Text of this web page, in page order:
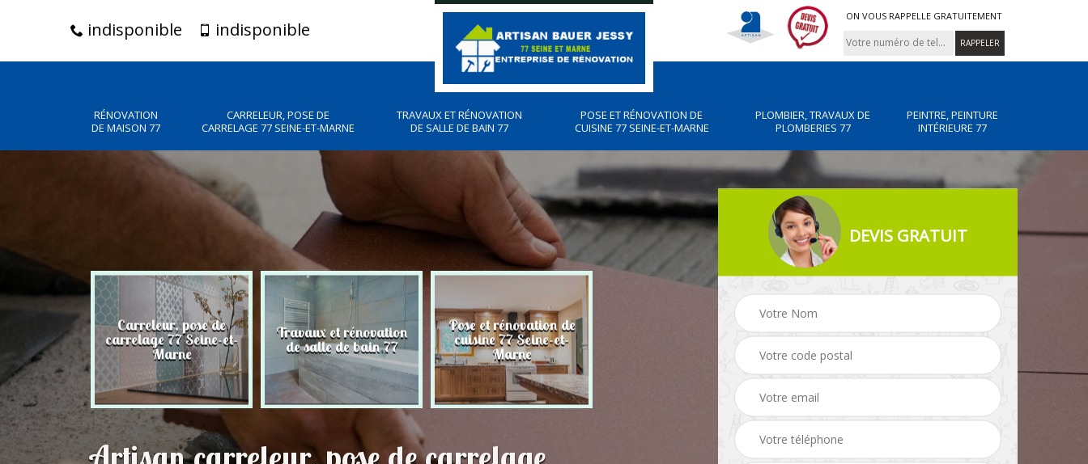
indisponible indisponible
ON VOUS RAPPELLE GRATUITEMENT
RÉNOVATION
DE MAISON 77
CARRELEUR, POSE DE
CARRELAGE 77 SEINE-ET-MARNE
TRAVAUX ET RÉNOVATION
DE SALLE DE BAIN 77
POSE ET RÉNOVATION DE
CUISINE 77 SEINE-ET-MARNE
PLOMBIER, TRAVAUX DE
PLOMBERIES 77
PEINTRE, PEINTURE
INTÉRIEURE 77
de maison Carreleur, pose de
carrelage 77 Seine-et-
Marne
Travaux et rénovation
de salle de bain 77
Pose et rénovation de
cuisine 77 Seine-et-
Marne
Plombier, travaux de Peintre, peinture
intérieure 77
Rénovation de maison
DEVIS GRATUIT